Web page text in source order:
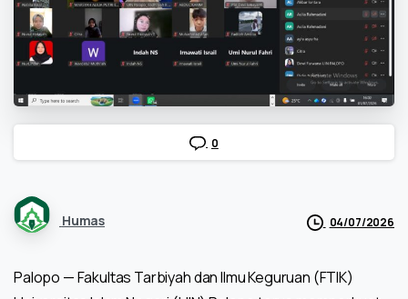
0
Humas 04/07/2026
Palopo — Fakultas Tarbiyah dan Ilmu Keguruan (FTIK)